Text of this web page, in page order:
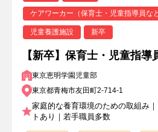
ケアワーカー（保育士・児童指導員など
児童養護施設 新卒
【新卒】保育士・児童指
東京恵明学園児童部
東京都青梅市友田町2-714-1
家庭的な養育環境のための取組み
トあり｜若手職員多数